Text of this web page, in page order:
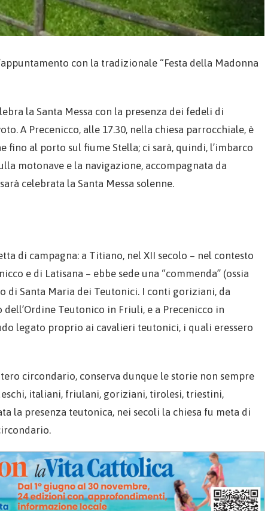
con la tradizionale “Festa della Madonna
la Santa Messa con la presenza dei fedeli di
A Precenicco, alle 17.30, nella chiesa parrocchiale, è
fino al porto sul fiume Stella; ci sarà, quindi, l’imbarco
motonave e la navigazione, accompagnata da
celebrata la Santa Messa solenne.
di campagna: a Titiano, nel XII secolo – nel contesto
e di Latisana – ebbe sede una “commenda” (ossia
di Santa Maria dei Teutonici. I conti goriziani, da
Teutonico in Friuli, e a Precenicco in
legato proprio ai cavalieri teutonici, i quali eressero
circondario, conserva dunque le storie non sempre
italiani, friulani, goriziani, tirolesi, triestini,
la presenza teutonica, nei secoli la chiesa fu meta di